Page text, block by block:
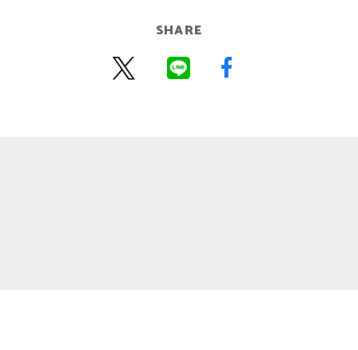
SHARE